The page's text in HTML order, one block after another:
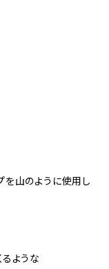
を山のように使用し
るような